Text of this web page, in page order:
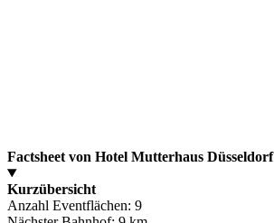
Factsheet von Hotel Mutterhaus Düsseldorf
Kurzübersicht
Anzahl Eventflächen: 9